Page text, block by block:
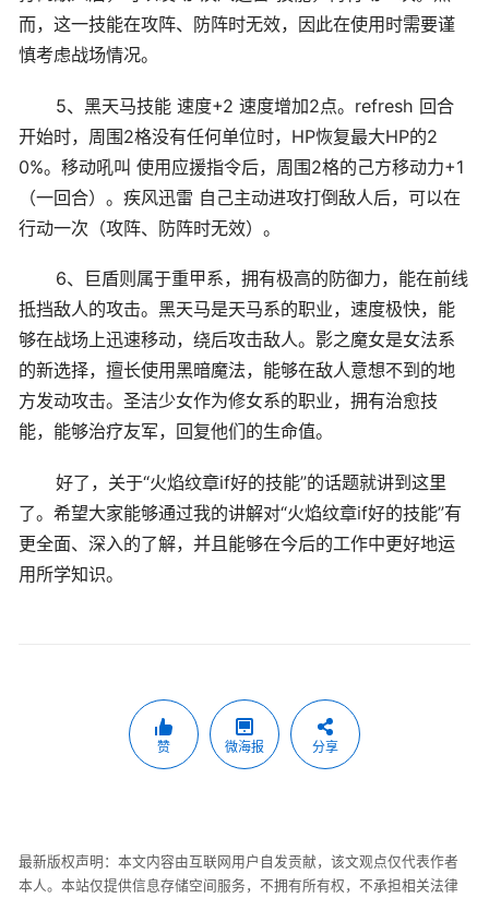
而，这一技能在攻阵、防阵时无效，因此在使用时需要谨
慎考虑战场情况。
5、黑天马技能 速度+2 速度增加2点。refresh 回合
开始时，周围2格没有任何单位时，HP恢复最大HP的2
0%。移动吼叫 使用应援指令后，周围2格的己方移动力+1
（一回合）。疾风迅雷 自己主动进攻打倒敌人后，可以在
行动一次（攻阵、防阵时无效）。
6、巨盾则属于重甲系，拥有极高的防御力，能在前线
抵挡敌人的攻击。黑天马是天马系的职业，速度极快，能
够在战场上迅速移动，绕后攻击敌人。影之魔女是女法系
的新选择，擅长使用黑暗魔法，能够在敌人意想不到的地
方发动攻击。圣洁少女作为修女系的职业，拥有治愈技
能，能够治疗友军，回复他们的生命值。
好了，关于“火焰纹章if好的技能”的话题就讲到这里
了。希望大家能够通过我的讲解对“火焰纹章if好的技能”有
更全面、深入的了解，并且能够在今后的工作中更好地运
用所学知识。
赞 微海报 分享
最新版权声明：本文内容由互联网用户自发贡献，该文观点仅代表作者
本人。本站仅提供信息存储空间服务，不拥有所有权，不承担相关法律